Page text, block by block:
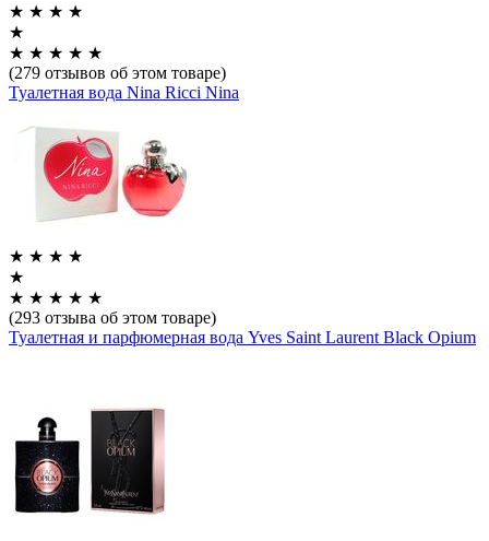
★ ★ ★ ★
★
★ ★ ★ ★ ★
(279 отзывов об этом товаре)
Туалетная вода Nina Ricci Nina
★ ★ ★ ★
★
★ ★ ★ ★ ★
(293 отзыва об этом товаре)
Туалетная и парфюмерная вода Yves Saint Laurent Black Opium